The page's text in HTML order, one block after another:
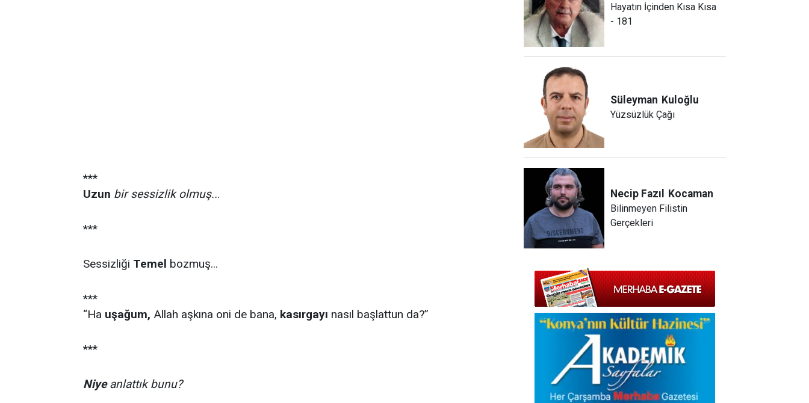
***
Uzun bir sessizlik olmuş...
***
Sessizliği Temel bozmuş...
***
“Ha uşağum, Allah aşkına oni de bana, kasırgayı nasıl başlattun da?”
***
Niye anlattık bunu?
Hayatın İçinden Kısa Kısa
- 181
Süleyman Kuloğlu
Yüzsüzlük Çağı
Necip Fazıl Kocaman
Bilinmeyen Filistin
Gerçekleri